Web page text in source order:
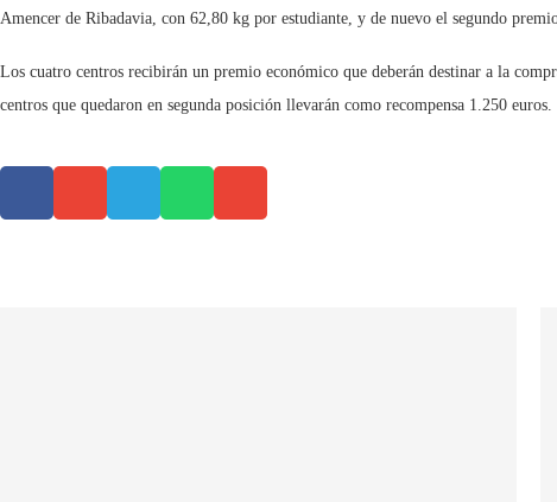
Amencer de Ribadavia, con 62,80 kg por estudiante, y de nuevo el segundo
Los cuatro centros recibirán un premio económico que deberán destinar a la
centros que quedaron en segunda posición llevarán como recompensa 1.250 euros.